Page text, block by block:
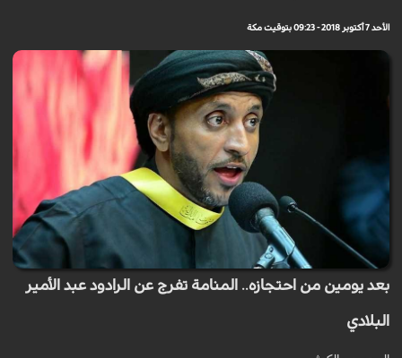
الأحد 7 أكتوبر 2018 - 09:23 بتوقيت مكة
بعد يومين من احتجازه.. المنامة تفرج عن الرادود عبد الأمير
البلادي